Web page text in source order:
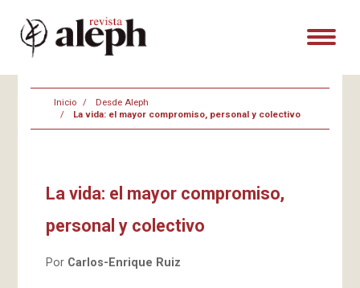
Inicio
Desde Aleph
La vida: el mayor compromiso, personal y colectivo
La vida: el mayor compromiso,
personal y colectivo
Por Carlos-Enrique Ruiz